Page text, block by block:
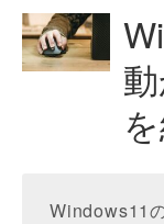
Windows11